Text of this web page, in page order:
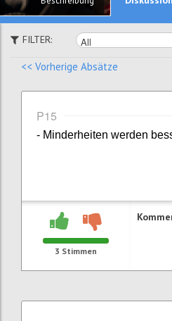
FILTER:
<< Vorherige Absätze
P15
- Minderheiten werden
3 Stimmen